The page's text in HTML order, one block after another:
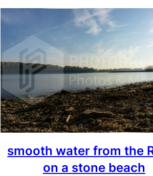
smooth water from the
on a stone beach